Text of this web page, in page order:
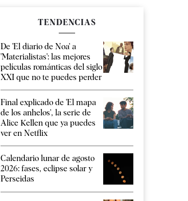
TENDENCIAS
De 'El diario de Noa' a
'Materialistas': las mejores
películas románticas del siglo
XXI que no te puedes perder
Final explicado de 'El mapa
de los anhelos', la serie de
Alice Kellen que ya puedes
ver en Netflix
Calendario lunar de agosto
2026: fases, eclipse solar y
Perseidas